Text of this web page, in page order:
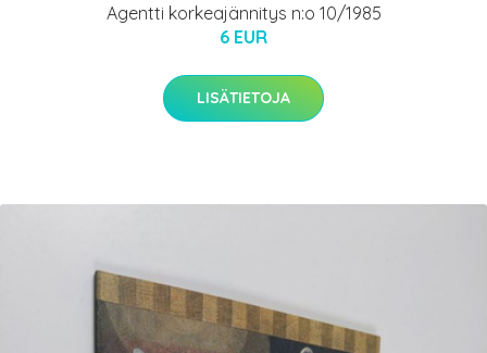
Agentti korkeajännitys n:o 10/1985
6 EUR
LISÄTIETOJA